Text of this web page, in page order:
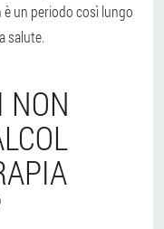
un periodo così lungo
salute.
NON